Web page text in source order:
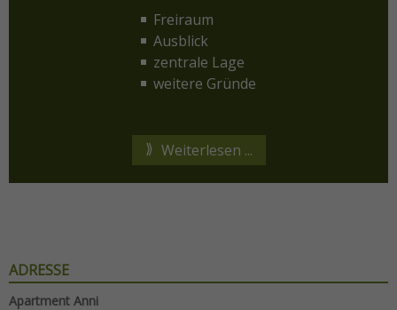
Freiraum
Ausblick
zentrale Lage
weitere Gründe
Weiterlesen ...
ADRESSE
Apartment Anni